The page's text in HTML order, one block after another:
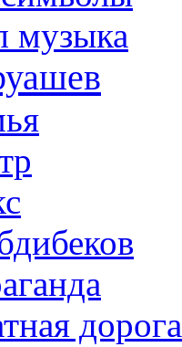
музыка
дорога